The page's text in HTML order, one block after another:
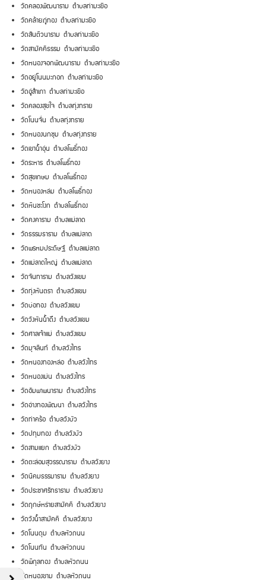
วัดคลองพัฒนาราม ตำบลท่ามะเขือ
วัดคล้ายภู่ทอง ตำบลท่ามะเขือ
วัดสันติวนาราม ตำบลท่ามะเขือ
วัดสามัคคีธรรม ตำบลท่ามะเขือ
วัดหนองจอกพัฒนาราม ตำบลท่ามะเขือ
วัดอยู่โนนมะกอก ตำบลท่ามะเขือ
วัดอู่สำเภา ตำบลท่ามะเขือ
วัดคลองสุขใจ ตำบลทุ่งทราย
วัดโนนจั่น ตำบลทุ่งทราย
วัดหนองนกชุม ตำบลทุ่งทราย
วัดเขาน้ำอุ่น ตำบลโพธิ์ทอง
วัดระหาร ตำบลโพธิ์ทอง
วัดสุขเกษม ตำบลโพธิ์ทอง
วัดหนองหล่ม ตำบลโพธิ์ทอง
วัดหินชะโงก ตำบลโพธิ์ทอง
วัดคงคาราม ตำบลแม่ลาด
วัดธรรมธาราม ตำบลแม่ลาด
วัดพรหมประดิษฐ์ ตำบลแม่ลาด
วัดแม่ลาดใหญ่ ตำบลแม่ลาด
วัดจันทาราม ตำบลวังแขม
วัดทุ่งหันตรา ตำบลวังแขม
วัดบ่อทอง ตำบลวังแขม
วัดวังหันน้ำดึง ตำบลวังแขม
วัดศาลเจ้าแม่ ตำบลวังแขม
วัดมุจลินท์ ตำบลวังไทร
วัดหนองทองหล่อ ตำบลวังไทร
วัดหนองเม่น ตำบลวังไทร
วัดอัมพาพนาราม ตำบลวังไทร
วัดอ่างทองพัฒนา ตำบลวังไทร
วัดท่าคร้อ ตำบลวังบัว
วัดปทุมทอง ตำบลวังบัว
วัดสามแยก ตำบลวังบัว
วัดตะล่อมสุวรรณาราม ตำบลวังยาง
วัดนิคมธรรมาราม ตำบลวังยาง
วัดประชาศรัทธาราม ตำบลวังยาง
วัดฤกษ์หร่ายสามัคคี ตำบลวังยาง
วัดวังน้ำสามัคคี ตำบลวังยาง
วัดโนนดุม ตำบลหัวถนน
วัดโนนทัน ตำบลหัวถนน
วัดพิกุลทอง ตำบลหัวถนน
วัดหนองขาม ตำบลหัวถนน